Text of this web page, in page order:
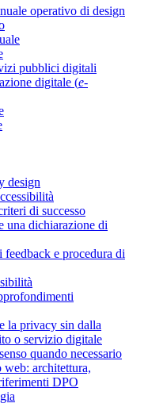
operativo di design
pubblici digitali
digitale (e-
design
di successo
una dichiarazione di
e procedura di
la privacy sin dalla
o servizio digitale
quando necessario
web: architettura,
DPO